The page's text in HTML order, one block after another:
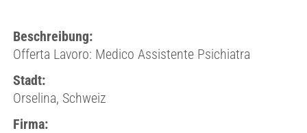
Beschreibung:
Offerta Lavoro: Medico Assistente Psichiatra
Stadt:
Orselina, Schweiz
Firma: